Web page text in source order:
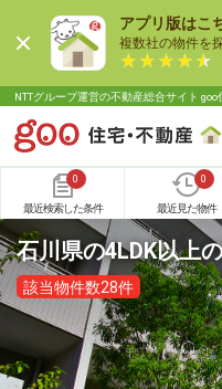
アプリ版はこ
複数社の物件を
NTTグループ運営の不動産総合サイト
0
最近検索した条件
0
最近見た物件
石川県の4LDK以上
該当物件数28件